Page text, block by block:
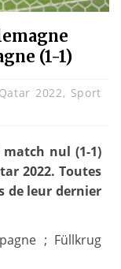
(1-1)
Qatar 2022, Sport
match nul (1-1)
2022. Toutes
de leur dernier
; Füllkrug